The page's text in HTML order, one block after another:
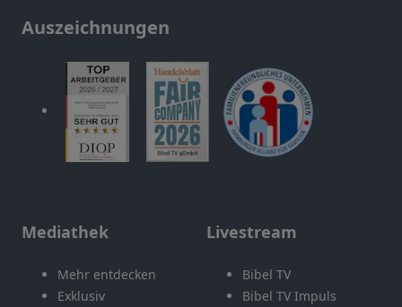
Auszeichnungen
Mediathek
Mehr entdecken
Exklusiv
Livestream
Bibel TV
Bibel TV Impuls